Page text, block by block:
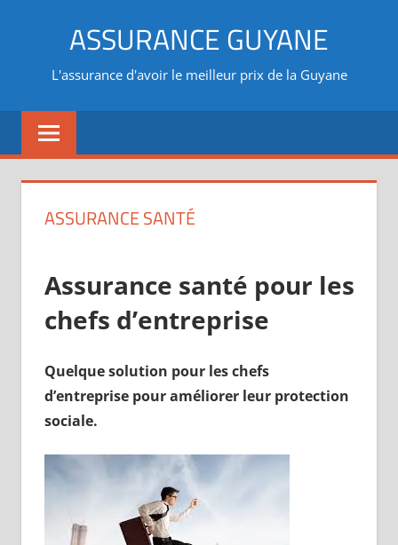
ASSURANCE GUYANE
L'assurance d'avoir le meilleur prix de la Guyane
ASSURANCE SANTÉ
Assurance santé pour les
chefs d’entreprise
Quelque solution pour les chefs
d’entreprise pour améliorer leur protection
sociale.